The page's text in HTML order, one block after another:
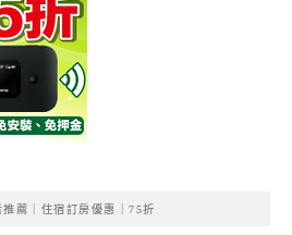
推薦｜住宿訂房優惠｜75折